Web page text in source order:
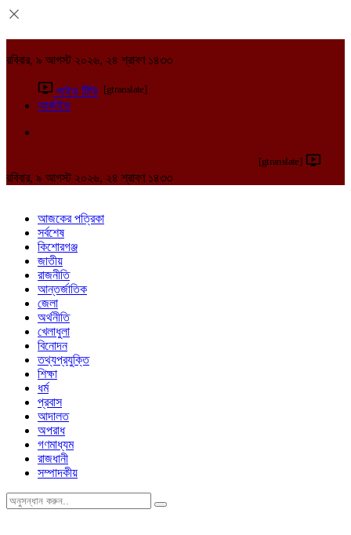
রবিবার, ৯ আগস্ট ২০২৬, ২৪ শ্রাবণ ১৪৩৩
লাইভ টিভি [gtranslate]
আর্কাইভ
[gtranslate]
রবিবার, ৯ আগস্ট ২০২৬, ২৪ শ্রাবণ ১৪৩৩
আজকের পত্রিকা
সর্বশেষ
কিশোরগঞ্জ
জাতীয়
রাজনীতি
আন্তর্জাতিক
জেলা
অর্থনীতি
খেলাধুলা
বিনোদন
তথ্যপ্রযুক্তি
শিক্ষা
ধর্ম
প্রবাস
আদালত
অপরাধ
গণমাধ্যম
রাজধানী
সম্পাদকীয়